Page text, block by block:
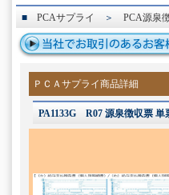
■ PCAサプライ ＞ PCA源泉
ＰＣＡサプライ商品詳細
PA1133G R07 源泉徴収票 単